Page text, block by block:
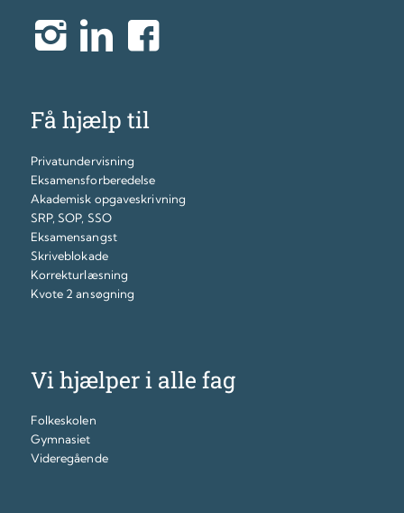
Få hjælp til
Privatundervisning
Eksamensforberedelse
Akademisk opgaveskrivning
SRP, SOP, SSO
Eksamensangst
Skriveblokade
Korrekturlæsning
Kvote 2 ansøgning
Vi hjælper i alle fag
Folkeskolen
Gymnasiet
Videregående